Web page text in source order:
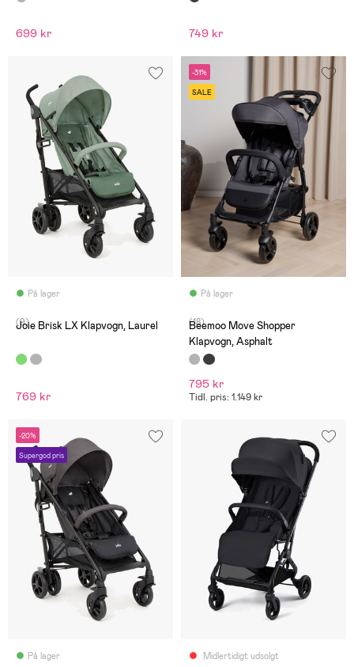
699 kr 749 kr
På lager
(9)
Joie Brisk LX Klapvogn, Laurel
769 kr
-31%
SALE
På lager
(18)
Beemoo Move Shopper
Klapvogn, Asphalt
795 kr
Tidl. pris: 1.149 kr
-20%
Supergod pris
På lager Midlertidigt udsolgt